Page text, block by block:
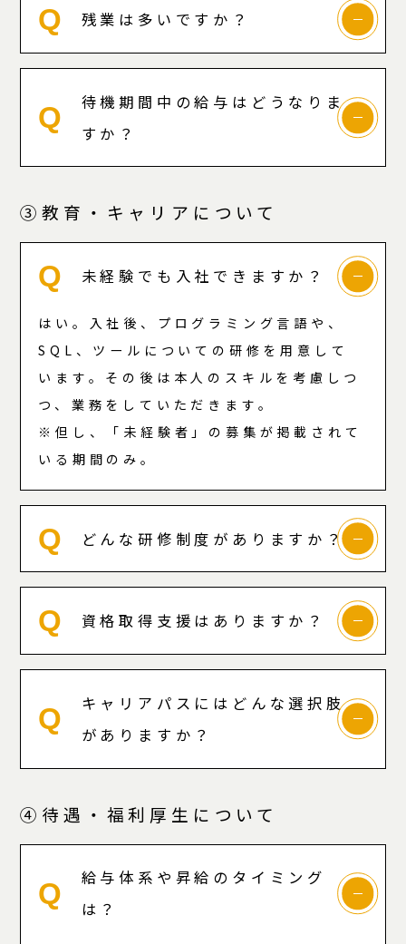
Q 残業は多いですか？
Q
待機期間中の給与はどうなりま
すか？
③教育・キャリアについて
Q 未経験でも入社できますか？
はい。入社後、プログラミング言語や、
SQL、ツールについての研修を用意して
います。その後は本人のスキルを考慮しつ
つ、業務をしていただきます。
※但し、「未経験者」の募集が掲載されて
いる期間のみ。
Q どんな研修制度がありますか？
Q 資格取得支援はありますか？
Q
キャリアパスにはどんな選択肢
がありますか？
④待遇・福利厚生について
Q
給与体系や昇給のタイミング
は？